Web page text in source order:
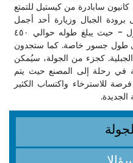
سابادرة من كيستيل للتمتع
برودة الجبال وزيارة أحد أجمل
الأماكن. يُعتبر هذا الوادي من الأطول - حيث يبلغ طوله حوالي ٤٥٠
طول جسور خاصة. كما ستجدون
كجزء من الجولة، سيُمكن
في رحلة إلى المصنع حيث يتم
للاسترخاء واكتساب الكثير